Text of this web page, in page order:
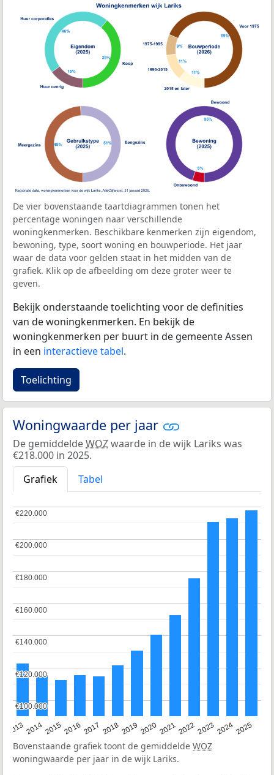
De vier bovenstaande taartdiagrammen tonen het
percentage woningen naar verschillende
woningkenmerken. Beschikbare kenmerken zijn eigendom,
bewoning, type, soort woning en bouwperiode. Het jaar
waar de data voor gelden staat in het midden van de
grafiek. Klik op de afbeelding om deze groter weer te
geven.
Bekijk onderstaande toelichting voor de definities
van de woningkenmerken. En bekijk de
woningkenmerken per buurt in de gemeente Assen
in een interactieve tabel.
Toelichting
Woningwaarde per jaar
De gemiddeldeWOZwaarde in de wijk Lariks was
€218.000 in 2025.
Grafiek
Tabel
20132014201520162017 20182019 202020212022202320242025
€100.000
€100.000
€120.000
€120.000
€140.000
€140.000
€160.000
€160.000
€180.000
€180.000
€200.000
€200.000
€220.000
€220.000
Bovenstaande grafiek toont de gemiddelde WOZ
woningwaarde per jaar in de wijk Lariks.